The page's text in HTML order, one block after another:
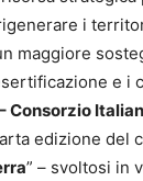
i
maggiore
e i
Consorzio
edizione del
” – svoltosi in